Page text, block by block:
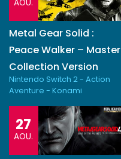
AOU.
Metal Gear Solid :
Peace Walker – Master
Collection Version
Nintendo Switch 2 - Action
Aventure - Konami
27
AOU.